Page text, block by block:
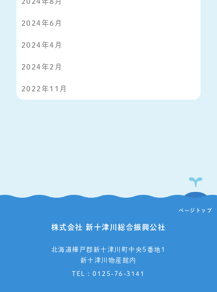
2024年6月
2024年4月
2024年2月
2022年11月
ページトップ
株式会社 新十津川総合振興公社
北海道樺戸郡新十津川町中央5番地1
新十津川物産館内
TEL : 0125-76-3141